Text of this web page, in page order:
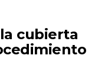
cubierta